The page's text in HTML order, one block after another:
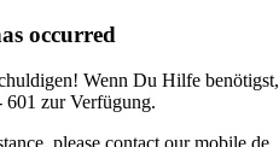
occurred
Wenn Du Hilfe benötigst,
601 zur Verfügung.